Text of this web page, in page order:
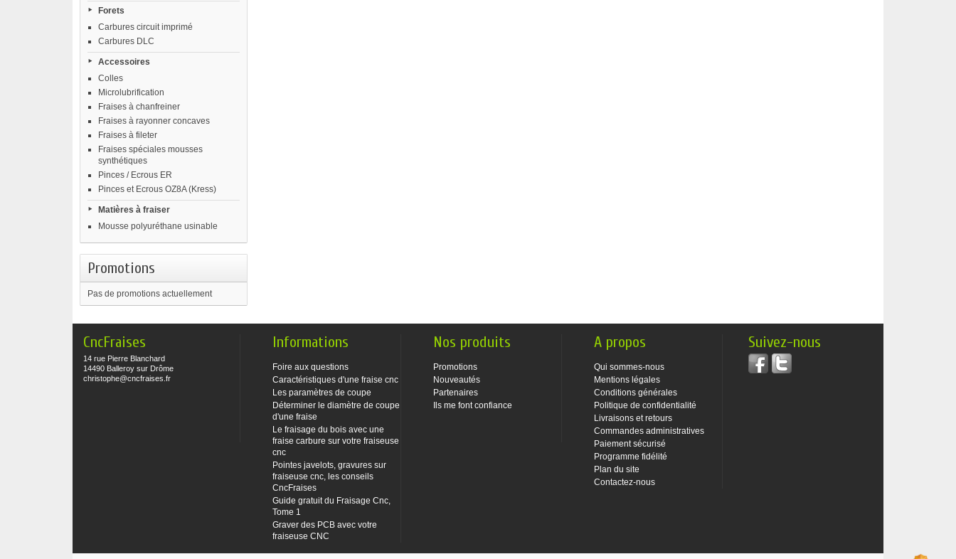
Forets
Carbures circuit imprimé
Carbures DLC
Accessoires
Colles
Microlubrification
Fraises à chanfreiner
Fraises à rayonner concaves
Fraises à fileter
Fraises spéciales mousses
synthétiques
Pinces / Ecrous ER
Pinces et Ecrous OZ8A (Kress)
Matières à fraiser
Mousse polyuréthane usinable
Promotions
Pas de promotions actuellement
CncFraises
14 rue Pierre Blanchard
14490 Balleroy sur Drôme
christophe@cncfraises.fr
Informations
Foire aux questions
Caractéristiques d'une fraise cnc
Les paramètres de coupe
Déterminer le diamètre de coupe
d'une fraise
Le fraisage du bois avec une
fraise carbure sur votre fraiseuse
cnc
Pointes javelots, gravures sur
fraiseuse cnc, les conseils
CncFraises
Guide gratuit du Fraisage Cnc,
Tome 1
Graver des PCB avec votre
fraiseuse CNC
Nos produits
Promotions
Nouveautés
Partenaires
Ils me font confiance
A propos
Qui sommes-nous
Mentions légales
Conditions générales
Politique de confidentialité
Livraisons et retours
Commandes administratives
Paiement sécurisé
Programme fidélité
Plan du site
Contactez-nous
Suivez-nous